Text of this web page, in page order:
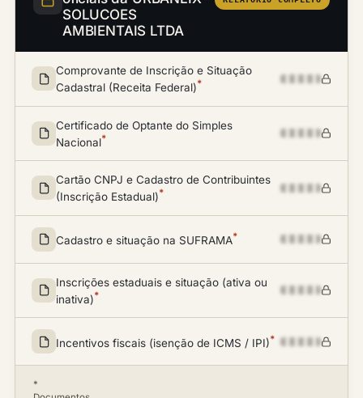
SOLUCOES
AMBIENTAIS LTDA
Comprovante de Inscrição e Situação
Cadastral (Receita Federal)*
Certificado de Optante do Simples
Nacional*
Cartão CNPJ e Cadastro de Contribuintes
(Inscrição Estadual)*
Cadastro e situação na SUFRAMA*
Inscrições estaduais e situação (ativa ou
inativa)*
Incentivos fiscais (isenção de ICMS / IPI)*
*